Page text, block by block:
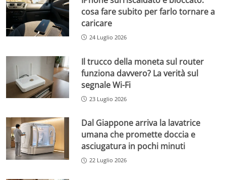
cosa fare subito per farlo tornare a
caricare
24 Luglio 2026
Il trucco della moneta sul router
funziona davvero? La verità sul
segnale Wi-Fi
23 Luglio 2026
Dal Giappone arriva la lavatrice
umana che promette doccia e
asciugatura in pochi minuti
22 Luglio 2026